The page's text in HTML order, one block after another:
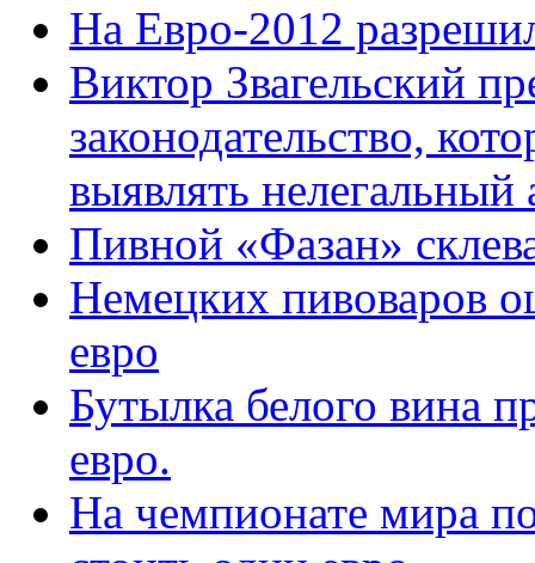
На Евро-2012
Виктор Звагельский
законодательство,
выявлять нелегальный
Пивной «Фазан»
Немецких пивоваров
евро
Бутылка белого вина
евро.
На чемпионате мира